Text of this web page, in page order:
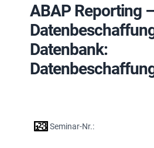
ABAP Reporting
Datenbank:
Seminar-Nr.: